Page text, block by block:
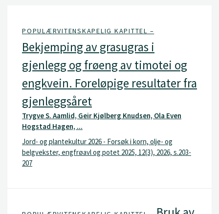
POPULÆRVITENSKAPELIG KAPITTEL –
Bekjemping av grasugras i
gjenlegg og frøeng av timotei og
engkvein. Foreløpige resultater fra
gjenleggsåret
Trygve S. Aamlid, Geir Kjølberg Knudsen, Ola Even
Hogstad Hagen, ...
Jord- og plantekultur 2026 - Forsøk i korn, olje- og
belgvekster, engfrøavl og potet 2025, 12(3), 2026, s.203-
207